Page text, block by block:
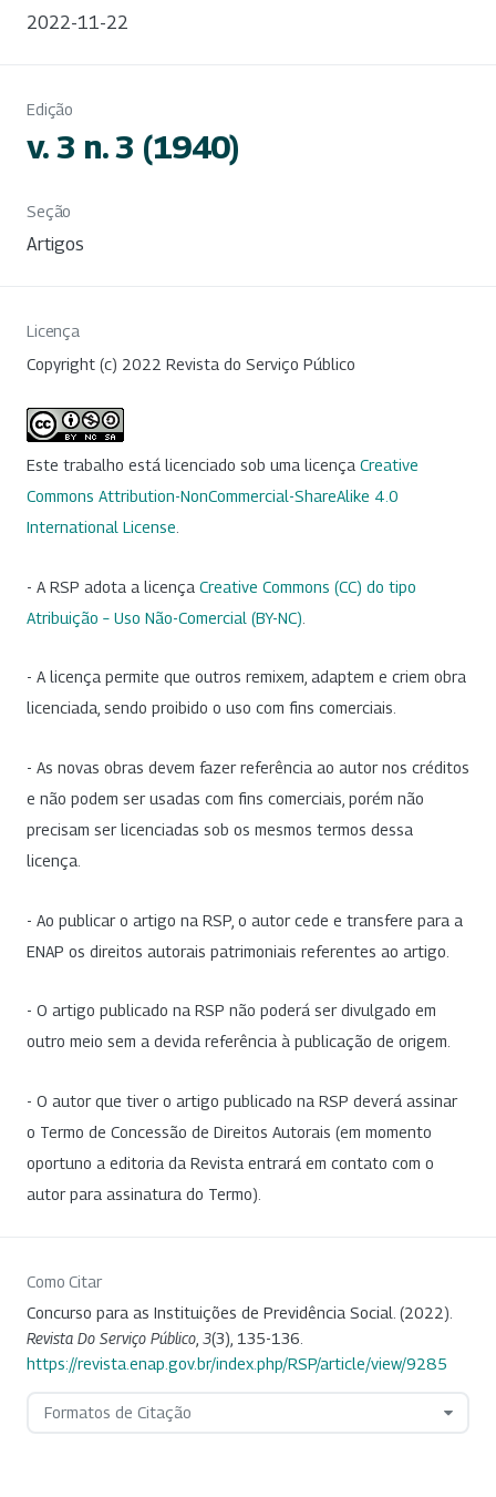
2022-11-22
Edição
v. 3 n. 3 (1940)
Seção
Artigos
Licença
Copyright (c) 2022 Revista do Serviço Público
Este trabalho está licenciado sob uma licença Creative
Commons Attribution-NonCommercial-ShareAlike 4.0
International License
- A RSP adota a licença Creative Commons (CC) do tipo
Atribuição – Uso Não-Comercial (BY-NC)
- A licença permite que outros remixem, adaptem e criem obra
licenciada, sendo proibido o uso com fins comerciais.
- As novas obras devem fazer referência ao autor nos créditos
e não podem ser usadas com fins comerciais, porém não
precisam ser licenciadas sob os mesmos termos dessa
licença.
- Ao publicar o artigo na RSP, o autor cede e transfere para a
ENAP os direitos autorais patrimoniais referentes ao artigo.
- O artigo publicado na RSP não poderá ser divulgado em
outro meio sem a devida referência à publicação de origem.
- O autor que tiver o artigo publicado na RSP deverá assinar
o Termo de Concessão de Direitos Autorais (em momento
oportuno a editoria da Revista entrará em contato com o
autor para assinatura do Termo).
Como Citar
Concurso para as Instituições de Previdência Social. (2022).
Revista Do Serviço Público 3(3), 135-136.
https://revista.enap.gov.br/index.php/RSP/article/view/9285
Formatos de Citação